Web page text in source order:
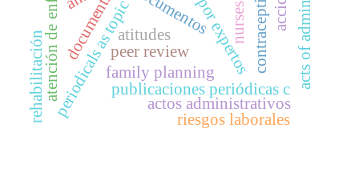
periodicals as topicpublicaciones periódicas c
family planning contraception
peer review
documents nurses
actos administrativos
riesgos laborales
rehabilitación atitudes